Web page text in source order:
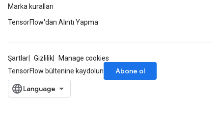
Marka kuralları
TensorFlow'dan Alıntı Yapma
Şartlar Gizlilik
Manage cookies
TensorFlow bültenine kaydolun
Abone ol